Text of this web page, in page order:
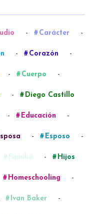
- Carácter -
- Corazón -
- Cuerpo -
- Diego Castillo
- Educación -
- Esposo -
Familia - Hijos
Homeschooling -
Ivan Baker -